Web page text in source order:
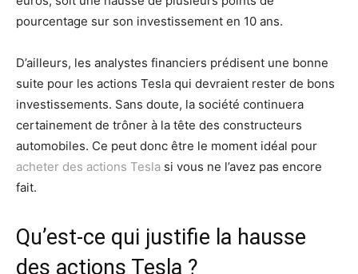
pourcentage sur son investissement en 10 ans.
D’ailleurs, les analystes financiers prédisent une bonne
suite pour les actions Tesla qui devraient rester de bons
investissements. Sans doute, la société continuera
certainement de trôner à la tête des constructeurs
automobiles. Ce peut donc être le moment idéal pour
acheter des actions Tesla si vous ne l’avez pas encore
fait.
Qu’est-ce qui justifie la hausse
des actions Tesla ?